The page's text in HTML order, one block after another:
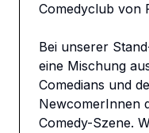
Comedyclub von
Bei unserer
eine Mischung
Comedians und
NewcomerInnen
Comedy-Szene.